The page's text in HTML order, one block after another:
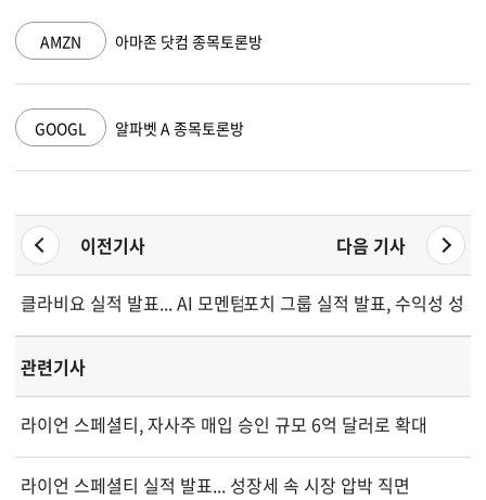
AMZN 아마존 닷컴 종목토론방
GOOGL 알파벳 A 종목토론방
이전기사 다음 기사
클라비요 실적 발표... AI 모멘텀 속 성장세 둔화
포치 그룹 실적 발표, 수익성 성
관련기사
라이언 스페셜티, 자사주 매입 승인 규모 6억 달러로 확대
라이언 스페셜티 실적 발표... 성장세 속 시장 압박 직면